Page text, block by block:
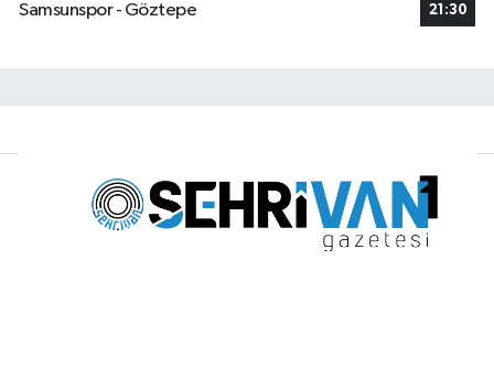
Samsunspor - Göztepe
21:30